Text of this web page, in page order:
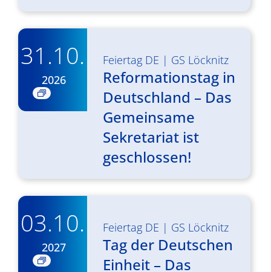
31.10.
2026
Feiertag DE | GS Löcknitz
Reformationstag in
Deutschland – Das
Gemeinsame
Sekretariat ist
geschlossen!
03.10.
2027
Feiertag DE | GS Löcknitz
Tag der Deutschen
Einheit – Das